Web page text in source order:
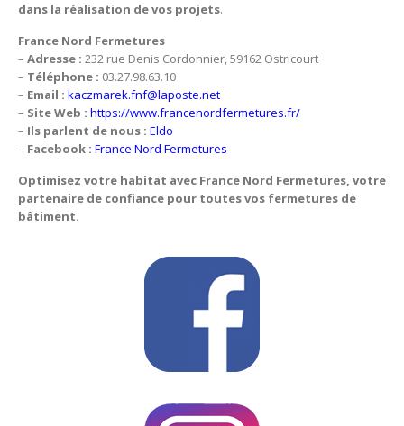
dans la réalisation de vos projets.
France Nord Fermetures
– Adresse : 232 rue Denis Cordonnier, 59162 Ostricourt
– Téléphone : 03.27.98.63.10
– Email : kaczmarek.fnf@laposte.net
– Site Web : https://www.francenordfermetures.fr/
– Ils parlent de nous : Eldo
– Facebook : France Nord Fermetures
Optimisez votre habitat avec France Nord Fermetures, votre
partenaire de confiance pour toutes vos fermetures de
bâtiment.